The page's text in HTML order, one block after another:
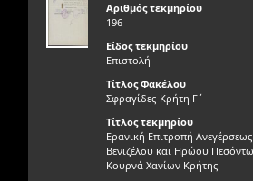
Αριθμός τεκμηρίου
196
Είδος τεκμηρίου
Επιστολή
Τίτλος Φακέλου
Σφραγίδες-Κρήτη Γ΄
Τίτλος τεκμηρίου
Ερανική Επιτροπή
Βενιζέλου και Ηρώου
Κουρνά Χανίων Κρήτης